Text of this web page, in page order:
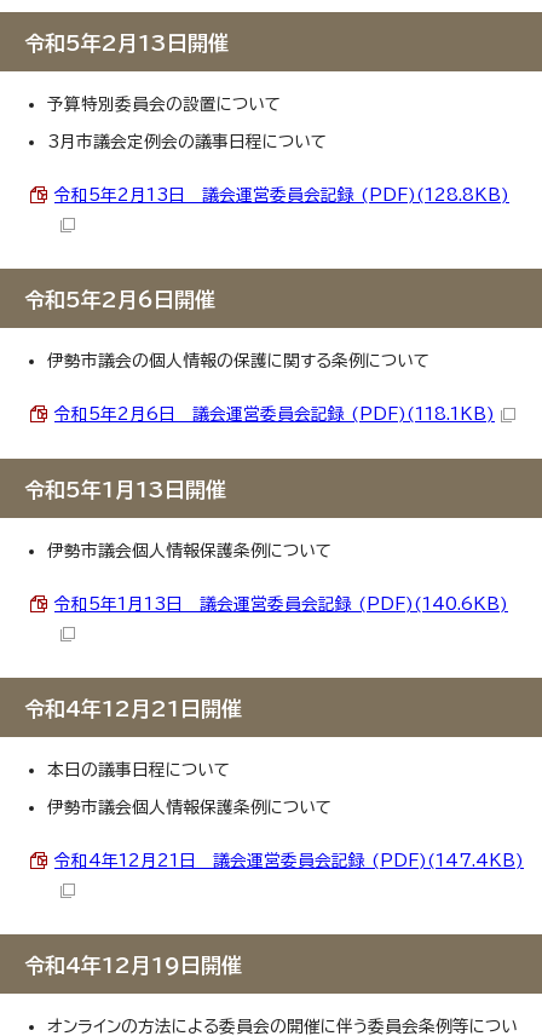
令和5年2月13日開催
予算特別委員会の設置について
3月市議会定例会の議事日程について
令和5年2月13日 議会運営委員会記録 (PDF)(128.8KB)
令和5年2月6日開催
伊勢市議会の個人情報の保護に関する条例について
令和5年2月6日 議会運営委員会記録 (PDF)(118.1KB)
令和5年1月13日開催
伊勢市議会個人情報保護条例について
令和5年1月13日 議会運営委員会記録 (PDF)(140.6KB)
令和4年12月21日開催
本日の議事日程について
伊勢市議会個人情報保護条例について
令和4年12月21日 議会運営委員会記録 (PDF)(147.4KB)
令和4年12月19日開催
オンラインの方法による委員会の開催に伴う委員会条例等につい